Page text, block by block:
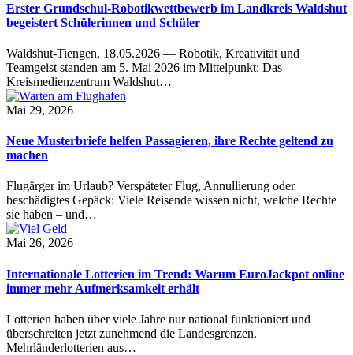
Erster Grundschul-Robotikwettbewerb im Landkreis Waldshut
begeistert Schülerinnen und Schüler
Waldshut-Tiengen, 18.05.2026 — Robotik, Kreativität und
Teamgeist standen am 5. Mai 2026 im Mittelpunkt: Das
Kreismedienzentrum Waldshut…
Mai 29, 2026
Neue Musterbriefe helfen Passagieren, ihre Rechte geltend zu
machen
Flugärger im Urlaub? Verspäteter Flug, Annullierung oder
beschädigtes Gepäck: Viele Reisende wissen nicht, welche Rechte
sie haben – und…
Mai 26, 2026
Internationale Lotterien im Trend: Warum EuroJackpot online
immer mehr Aufmerksamkeit erhält
Lotterien haben über viele Jahre nur national funktioniert und
überschreiten jetzt zunehmend die Landesgrenzen.
Mehrländerlotterien aus…